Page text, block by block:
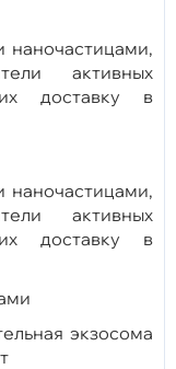
активных
их доставку в
активных
их доставку в
экзосома